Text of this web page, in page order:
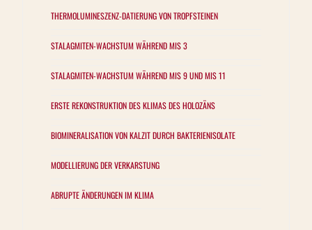
THERMOLUMINESZENZ-DATIERUNG VON TROPFSTEINEN
STALAGMITEN-WACHSTUM WÄHREND MIS 3
STALAGMITEN-WACHSTUM WÄHREND MIS 9 UND MIS 11
ERSTE REKONSTRUKTION DES KLIMAS DES HOLOZÄNS
BIOMINERALISATION VON KALZIT DURCH BAKTERIENISOLATE
MODELLIERUNG DER VERKARSTUNG
ABRUPTE ÄNDERUNGEN IM KLIMA